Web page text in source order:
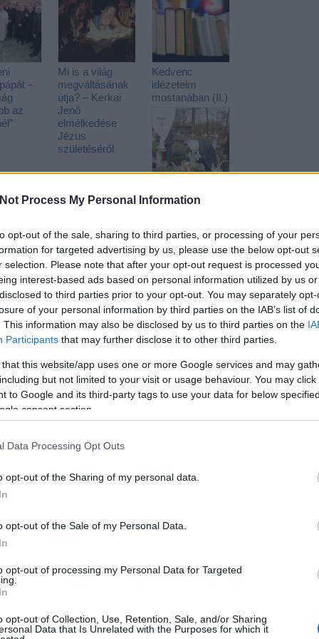
Process My Personal Information
opt-out of the sale, sharing to third parties, or processing of your
for targeted advertising by us, please use the below opt-out
selection. Please note that after your opt-out request is processed
interest-based ads based on personal information utilized by us
to third parties prior to your opt-out. You may separately
of your personal information by third parties on the IAB’s list of
This information may also be disclosed by us to third parties on the
Participants that may further disclose it to other third parties.
that this website/app uses one or more Google services and may
but not limited to your visit or usage behaviour. You may
to Google and its third-party tags to use your data for below
consent section.
Data Processing Opt Outs
opt-out of the Sharing of my personal data.
opt-out of the Sale of my Personal Data.
opt-out of processing my Personal Data for Targeted
opt-out of Collection, Use, Retention, Sale, and/or Sharing
Data that Is Unrelated with the Purposes for which it
–
az
Mi is a világ
megváltásának
útja? – Kerkai
Jenő
elmélkedése
Jézus
születéséről
Kedvenc
idézeteim
mostanában (II.)
„Vállaljuk a halált
is!” – Hevenesi
Kerkai Jenőről
id/1134049
tartalomnak minősülnek, értük a
üzemeltetője semmilyen felelősséget nem
Részletek a Felhasználási feltételekbenés azadatvédelmi tájékoztatóban.
A zene az egyetlen közös nyelv, amely Bábel tornya
más mint a levegő atomjainak leírható, matematikailag
mozgása és mégis mennyivel több ennél. A zenétől
jutok katarzisig, semmilyen más művészet nem tudja
táncolunk, házasodunk és szeretkezünk rá. Ő
és mikor minden egyes szülinappal közelebb
az iPodban a hegyen, a tengerparton, a
emberibb és ősibb. Beszélni még csak alig
a dobot vagy a térdünket vertünk. Hol voltak a
énekelgettek a táplálékgyűjtő félemberek? Nem
e a túlfejlett agyunknak, vagy valamilyen evolúciós
életmód kialakulásakor az emberré válás során.
hogy ezeket a kérdéseket tudományos
majd egyszer, a végeredmény szempontjából
velünk, körülöttünk.
ami ilyen káprázatos diverzitással ér minket. Hiába
hetven százalékát, és van milliószor
amit a zene szóval felcímkézett levegőben
példátlan. Nem szeretem a zenei stílusokat, mert
jóra és rosszra a zenéket és innentől csak arra
hívott laikusok megéljenek a
ezt, hogy mély híve vagyok az